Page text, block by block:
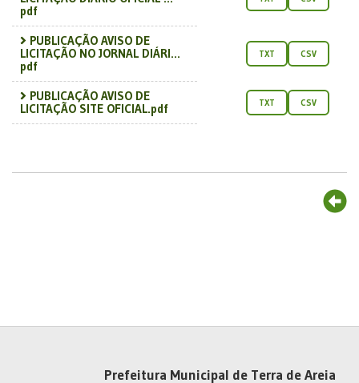
pdf
PUBLICAÇÃO AVISO DE
LICITAÇÃO NO JORNAL DIÁRI...
pdf
TXT CSV
PUBLICAÇÃO AVISO DE
LICITAÇÃO SITE OFICIAL.pdf
TXT CSV
Prefeitura Municipal de Terra de Areia